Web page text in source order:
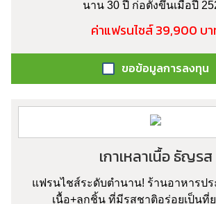
นาน 30 ปี ก่อตั้งขึ้นเมื่อปี
ค่าแฟรนไชส์ 39,900 บ
ขอข้อมูลการลงทุน
เกาเหลาเนื้อ ธัญรส
แฟรนไชส์ระดับตำนาน! ร้านอาหารปร
เนื้อ+ลูกชิ้น ที่มีรสชาติอร่อยเป็นที่